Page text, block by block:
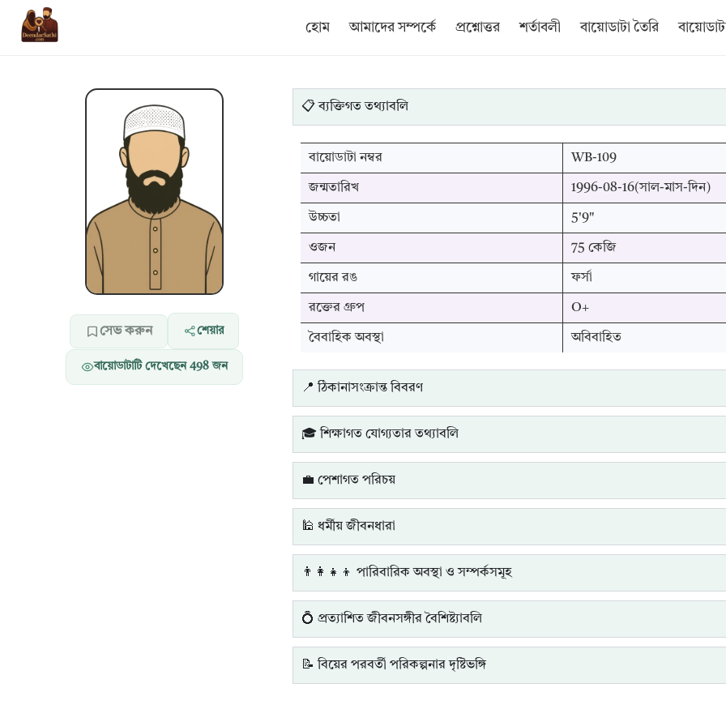
হোম আমাদের সম্পর্কে প্রশ্নোত্তর শর্তাবলী বায়োডাটা তৈরি
সেভ করুন শেয়ার
বায়োডাটাটি দেখেছেন 498 জন
📋 ব্যক্তিগত তথ্যাবলি
বায়োডাটা নম্বর WB-109
জন্মতারিখ 1996-08-16(সাল-মাস-দিন)
উচ্চতা 5'9"
ওজন 75 কেজি
গায়ের রঙ ফর্সা
রক্তের গ্রুপ O+
বৈবাহিক অবস্থা অবিবাহিত
📍 ঠিকানাসংক্রান্ত বিবরণ
🎓 শিক্ষাগত যোগ্যতার তথ্যাবলি
💼 পেশাগত পরিচয়
🕌 ধর্মীয় জীবনধারা
👨‍👩‍👧‍👦 পারিবারিক অবস্থা ও সম্পর্কসমূহ
💍 প্রত্যাশিত জীবনসঙ্গীর বৈশিষ্ট্যাবলি
📝 বিয়ের পরবর্তী পরিকল্পনার দৃষ্টিভঙ্গি